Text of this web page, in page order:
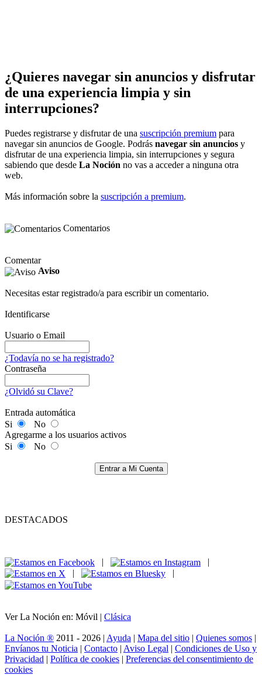
¿Quieres navegar sin anuncios y disfrutar
de una experiencia limpia y sin
interrupciones?
Puedes registrarse y disfrutar de una suscripción premium para
navegar sin anuncios de Google. Podrás navegar sin anuncios y
disfrutar de una experiencia limpia, sin interrupciones y segura
sabiendo que desde La Noción no vas a acceder a ninguna otra
web.
Más información sobre la suscripción a premium.
Comentarios
Comentar
Aviso
Necesitas estar registrado/a para escribir un comentario.
Identificarse
Usuario o Email
¿Todavía no se ha registrado?
Contraseña
¿Olvidó su Clave?
Entrada automática
Si
No
Agregarme a los usuarios activos
Si
No
Entrar a Mi Cuenta
DESTACADOS
|
|
|
|
Ver La Noción en: Móvil | Clásica
La Noción ® 2011 - 2026 | Ayuda | Mapa del sitio | Quienes somos |
Envíanos tu Noticia | Contacto | Aviso Legal | Condiciones de Uso y
Privacidad | Política de cookies | Preferencias del consentimiento de
cookies